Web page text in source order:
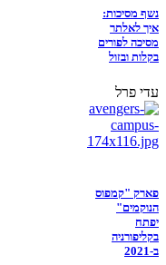
נשף מסיכות:
איך לאלתר
מסיכה לפורים
בקלות ובזול
עדי פרל
פארק "קמפוס
הנוקמים"
יפתח
בקליפורניה
ב-2021